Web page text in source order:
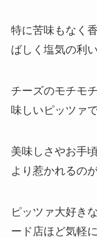
特に苦味もなく
ばしく塩気の利
チーズのモチモ
味しいピッツァで
美味しさやお手
より惹かれるの
ピッツァ大好き
ード店ほど気軽